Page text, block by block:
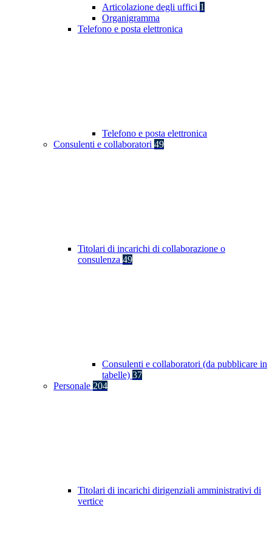
Articolazione degli uffici 1
Organigramma
Telefono e posta elettronica
Telefono e posta elettronica
Consulenti e collaboratori 49
Titolari di incarichi di collaborazione o
consulenza 49
Consulenti e collaboratori (da pubblicare in
tabelle) 37
Personale 204
Titolari di incarichi dirigenziali amministrativi di
vertice